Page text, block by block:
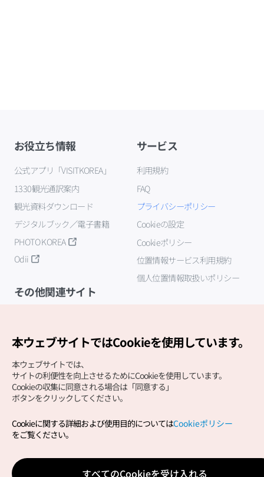
お役立ち情報
公式アプリ「VISITKOREA」
1330観光通訳案内
観光資料ダウンロード
デジタルブック／電子書籍
PHOTO KOREA
Odii
サービス
利用規約
FAQ
プライバシーポリシー
Cookieの設定
Cookieポリシー
位置情報サービス利用規約
個人位置情報取扱いポリシー
その他関連サイト
Copyright (c) Korea Tourism Organization All Rights
サイトエラー報告公式メール
japanese@knto.or.kr
本ウェブサイトではCookieを使用しています。
本ウェブサイトでは、
サイトの利便性を向上させるためにCookieを使用しています。
Cookieの収集に同意される場合は「同意する」
ボタンをクリックしてください。
Cookieに関する詳細および使用目的についてはCookieポリシー
をご覧ください。
すべてのCookieを受け入れる